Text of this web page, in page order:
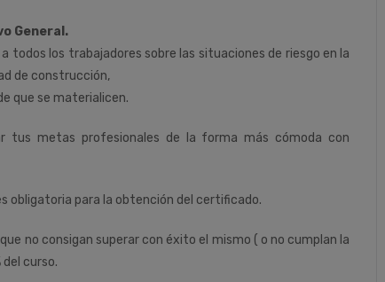
General.
a todos los trabajadores sobre las situaciones de riesgo en la
de construcción,
que se materialicen.
tus metas profesionales de la forma más cómoda con
obligatoria para la obtención del certificado.
no consigan superar con éxito el mismo ( o no cumplan la
curso.